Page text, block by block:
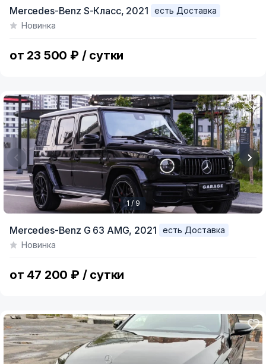
of
Mercedes-Benz S-Класс, 2021
есть Доставка
Новинка
от 23 500 ₽ / сутки
of
1 / 9
Mercedes-Benz G 63 AMG, 2021
есть Доставка
Новинка
от 47 200 ₽ / сутки